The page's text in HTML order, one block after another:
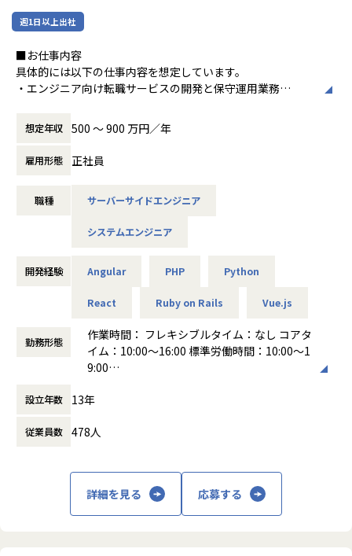
Kさん（PG／27歳／2022年6月入社）
前職もSES業界で働いていたのですが、残業がとても多い職
場でした。残業代はみなし残業というカタチで給与に含まれ
ていたため、働いてる時間に見合った給与が得られていなか
間拘束が厳しく、自由がない環境でもありました。のらねこ
だったため。正直、最初は疑っていましたが、会社のオフィ
います。SES業界で働くなら給料が多くもらえる環境のほう
働けるのも大きいですね。今のプロジェクトが終了したら、
っています。携わりたい案件の希望を自由に出せるのも、の
参加し、グローバルな活躍ができるエンジニアになりたい。
そんな将来のキャリアを実現するための道筋も示してくれる
のが、他社SES会社と異なる良い点だと思います。
＜転職者例2＞
技術力を磨くなら、SES業界が正解です。
1社目は大手SIer、2社目はベンチャー企業に在籍していまし
た。1社目は世間的にも安定企業だったので長年働くことも
できたのですが、すぐに「スキルアップができる環境」では
②AIの既存システムへの導入PJT：
既存業務システムのフローにAIを組み込み、導入設計〜運用
③Web関連PJT：
Webサービス／Webサイトの機能改善、新規施策の実装、運
I等の設定から予算獲得まで入り込むこともございます。
【AI活用の実績】
弊社では積極的にAIを活用した開発に取り組んでおります。
■AIを自分の業務に使えること
■システムのフロー上で高効率に導入設計できること
ステムのフローに組み込む前提で、導入ポイント・運用方
法・品質担保・リスク整理まで設計できること。
【業務の変更の範囲】
目標を達成して、成果が給料に繋がって、そのお金で趣味や
大切な人のために使って、また次の目標に向かう。
そんなポジティブなサイクルを、Yakudoで一緒に回していき
たい。
スポーツアプリで世の中を楽しくすること。
す。
■事業内容
Web開発（PHP, TypeScript, React, Vue.js, Ruby on Rail
インフラ構築（AWS, Linux）、
AI活用まで幅広い技術領域に対応。
エンド直・元請け直のプライム案件が全体の70%を占めてい
他社のSESとの違いは、案件の選択権が100%エンジニアに
エンジニア自身が
「リモート中心で働きたい」
還元率は75%以上、会社の利益は一律10万円。
案件単価と給与が透明に連動するシンプルな仕組みで、
週1日以上出社
■お仕事内容
具体的には以下の仕事内容を想定しています。
・エンジニア向け転職サービスの開発と保守運用業務
・Ruby on Rails、MySQL、Redis、Elasticsearch を利用し
たバックエンド開発
​​・AWS や Datadog を利用したインフラ構築・保守運用
■募集背景と実現したい事
エンジニア人口との需給ギャップは深刻化しております。
ば、そうと言える組織や開発環境はまだ少ないのではないで
長中で事業を更に拡大していくフェーズです。「エンジニア
の市場価値を上げるサービスになる」、
「スキル偏差値のアルゴリズムをもっと進化させてほしい」
その声を反映させ、エンジニアと組織のマッチングの機会を
す。
ではなく、プロダクトの成功に深くコミットする姿勢がます
ます求められています。
ファインディではエンジニア向けサービスを展開しているか
想定年収 500 〜 900 万円／年
雇用形態 正社員
職種 サーバーサイドエンジニア
システムエンジニア
開発経験 Angular PHP Python
React Ruby on Rails Vue.js
勤務形態
作業時間： フレキシブルタイム：なし コアタ
イム：10:00〜16:00 標準労働時間：10:00～1
9:00
時間外労働の有無： 有（月平均10時間～30
休憩時間： 60分
設立年数 13年
従業員数 478人
詳細を見る 応募する